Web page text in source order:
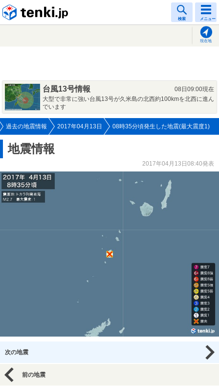
検索 メニュー
現在地
台風13号情報
08日09:00現在
大型で非常に強い台風13号が久米島の北西約100kmを北西に進ん
でいます
過去の地震情報 2017年04月13日 08時35分頃発生した地震(最大震度1)
地震情報
2017年04月13日08:40発表
次の地震
前の地震